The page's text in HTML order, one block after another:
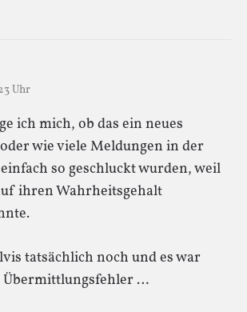
Uhr
ich mich, ob das ein neues
wie viele Meldungen in der
so geschluckt wurden, weil
ihren Wahrheitsgehalt
tatsächlich noch und es war
Übermittlungsfehler …